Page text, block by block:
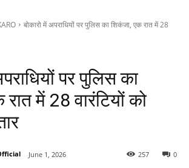
बोकारो में अपराधियों पर पुलिस का शिकंजा, एक रात में 28
पर पुलिस का
में 28 वारंटियों को
June 1, 2026 0
257